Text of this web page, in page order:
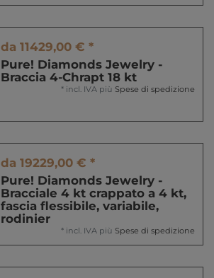
da 11429,00 € *
Pure! Diamonds Jewelry -
Braccia 4-Chrapt 18 kt
* incl. IVA più Spese di spedizione
da 19229,00 € *
Pure! Diamonds Jewelry -
Bracciale 4 kt crappato a 4 kt,
fascia flessibile, variabile,
rodinier
* incl. IVA più Spese di spedizione